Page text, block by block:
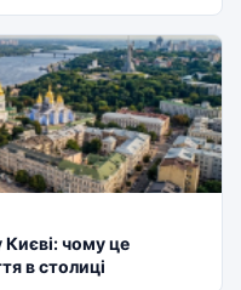
Києві: чому це
в столиці